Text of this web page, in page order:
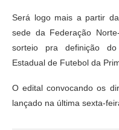
Será logo mais a partir
sede da Federação
sorteio pra definição
Estadual de Futebol da
O edital convocando os
lançado na última sexta-